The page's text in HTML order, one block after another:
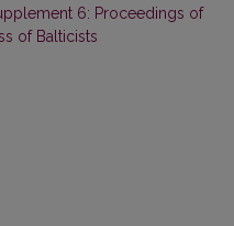
6: Proceedings of
of Balticists